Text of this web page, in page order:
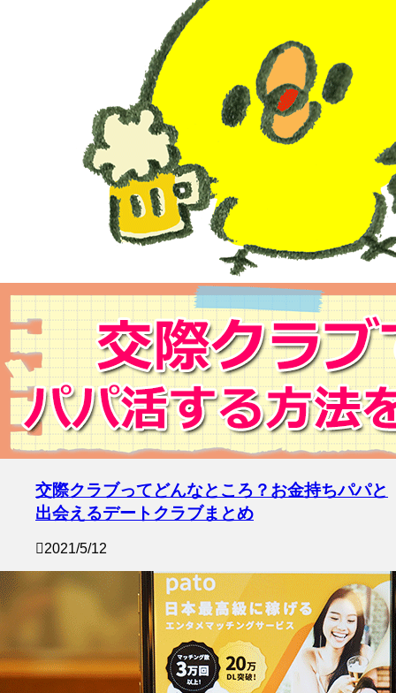
交際クラブってどんなところ？お金持ちパパと
出会えるデートクラブまとめ
2021/5/12